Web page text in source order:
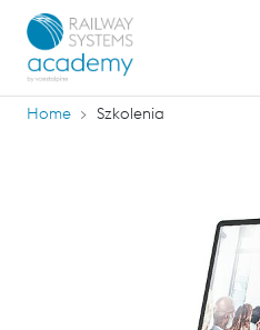
Home Szkolenia